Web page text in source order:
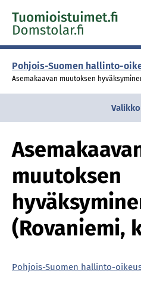
Skip to content -
Pohjois-Suomen hallinto-
Asemakaavan muutoksen
Valikko
muutoksen
(Rovaniemi,
Pohjois-Suomen hallinto-